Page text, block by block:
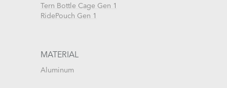
Tern Bottle Cage Gen 1
RidePouch Gen 1
MATERIAL
Aluminum